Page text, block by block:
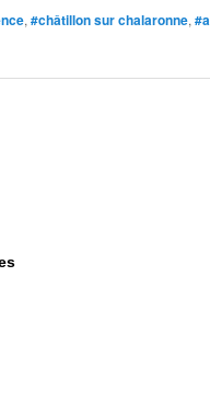
, #châtillon sur chalaronne,